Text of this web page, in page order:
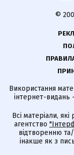
©
Використання
інтернет-видань
Всі матеріали,
агентство
відтворенню
інакше як з